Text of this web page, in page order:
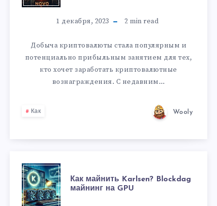
1 декабря, 2023 2 min read
Добыча криптовалюты стала популярным и
потенциально прибыльным занятием для тех,
кто хочет заработать криптовалютные
вознаграждения. С недавним…
Как Wooly
Как майнить Karlsen? Blockdag
майнинг на GPU